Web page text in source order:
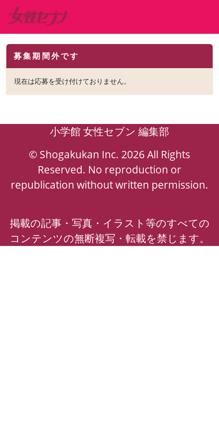
募集期間外です
現在は応募を受け付けておりません。
小学館 女性セブン 編集部
© Shogakukan Inc. 2026 All Rights
Reserved. No reproduction or
republication without written permission.
掲載の記事・写真・イラスト等のすべての
コンテンツの無断複写・転載を禁じます。